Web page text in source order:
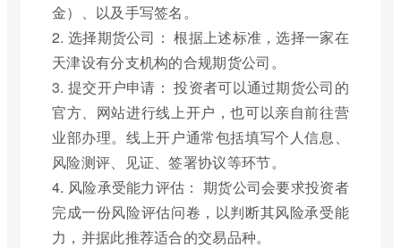
金）、以及手写签名。
2. 选择期货公司： 根据上述标准，选择一家在
天津设有分支机构的合规期货公司。
3. 提交开户申请： 投资者可以通过期货公司的
官方、网站进行线上开户，也可以亲自前往营
业部办理。线上开户通常包括填写个人信息、
风险测评、见证、签署协议等环节。
4. 风险承受能力评估： 期货公司会要求投资者
完成一份风险评估问卷，以判断其风险承受能
力，并据此推荐适合的交易品种。